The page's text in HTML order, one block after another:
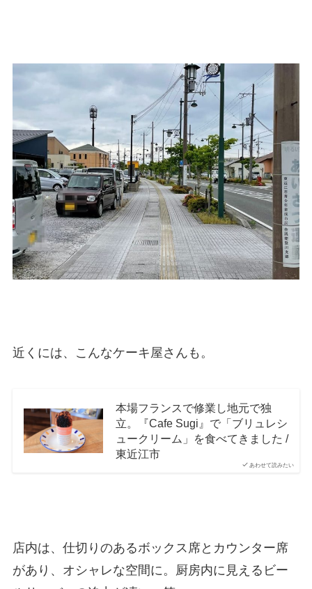
近くには、こんなケーキ屋さんも。
あわせて読みたい
本場フランスで修業し地元で独
立。『Cafe Sugi』で「ブリュレシ
ュークリーム」を食べてきました /
東近江市
店内は、仕切りのあるボックス席とカウンター席
があり、オシャレな空間に。厨房内に見えるビー